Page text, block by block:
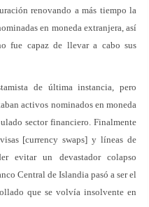
renovando a más tiempo la
en moneda extranjera, así
fue capaz de llevar a cabo sus
de última instancia, pero
activos nominados en moneda
sector financiero. Finalmente
[currency swaps] y líneas de
evitar un devastador colapso
Central de Islandia pasó a ser el
que se volvía insolvente en